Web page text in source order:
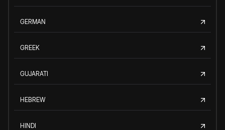
GERMAN
GREEK
GUJARATI
HEBREW
HINDI